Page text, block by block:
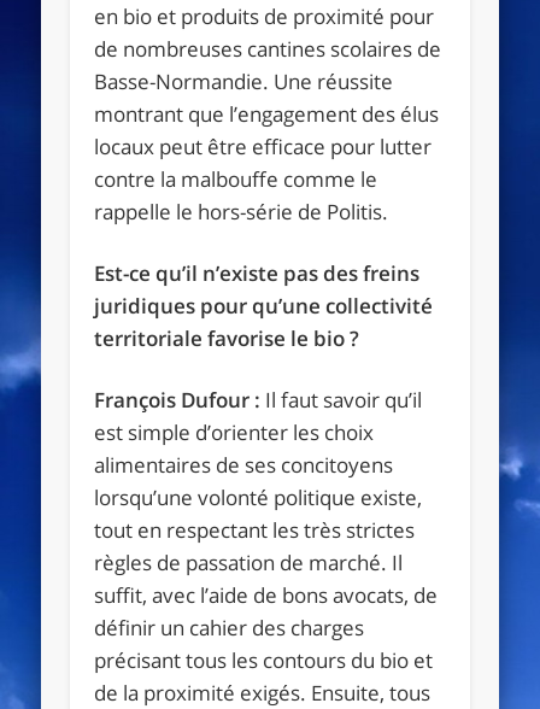
en bio et produits de proximité pour
de nombreuses cantines scolaires de
Basse-Normandie. Une réussite
montrant que l’engagement des élus
locaux peut être efficace pour lutter
contre la malbouffe comme le
rappelle le hors-série de Politis.
Est-ce qu’il n’existe pas des freins
juridiques pour qu’une collectivité
territoriale favorise le bio ?
François Dufour : Il faut savoir qu’il
est simple d’orienter les choix
alimentaires de ses concitoyens
lorsqu’une volonté politique existe,
tout en respectant les très strictes
règles de passation de marché. Il
suffit, avec l’aide de bons avocats, de
définir un cahier des charges
précisant tous les contours du bio et
de la proximité exigés. Ensuite, tous